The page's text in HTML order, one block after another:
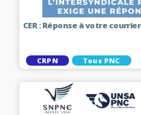
CER : Réponse à votre
CRPN Tous PNC